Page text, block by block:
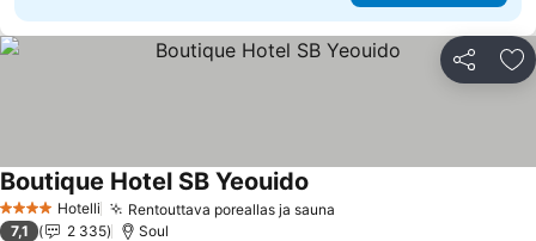
Jaa
4 Tähtiluokitus
Hotelli Rentouttava poreallas ja sauna
Boutique Hotel SB Yeouido
7,1 2 335 Soul